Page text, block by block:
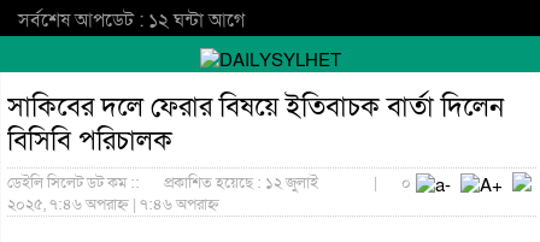
সর্বশেষ আপডেট : ১২ ঘন্টা আগে
সাকিবের দলে ফেরার বিষয়ে ইতিবাচক বার্তা দিলেন
বিসিবি পরিচালক
ডেইলি সিলেট ডট কম ::
প্রকাশিত হয়েছে : ১২ জুলাই
২০২৫, ৭:৪৬ অপরাহ্ন | ৭:৪৬ অপরাহ্ন
| ০